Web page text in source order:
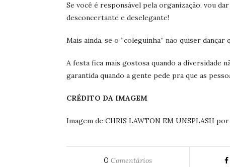
Se você é responsável pela organização, vou
desconcertante e deselegante!
Mais ainda, se o “coleguinha” não quiser dançar
A festa fica mais gostosa quando a diversidade
garantida quando a gente pede pra que as
CRÉDITO DA IMAGEM
Imagem de CHRIS LAWTON EM UNSPLASH
0 Comentários